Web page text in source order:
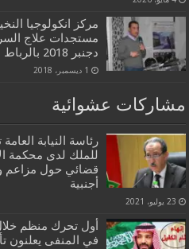
مركز انكولوجيا
دجنبر 2018 بالرباط
1 ديسمبر، 2018
مشاركات عشوائية
رئاسة النيابة
للملك لدى محكمة
قضائي حول
أجنبية
23 يوليو، 2021
أول تحرك منظم
في المنفى